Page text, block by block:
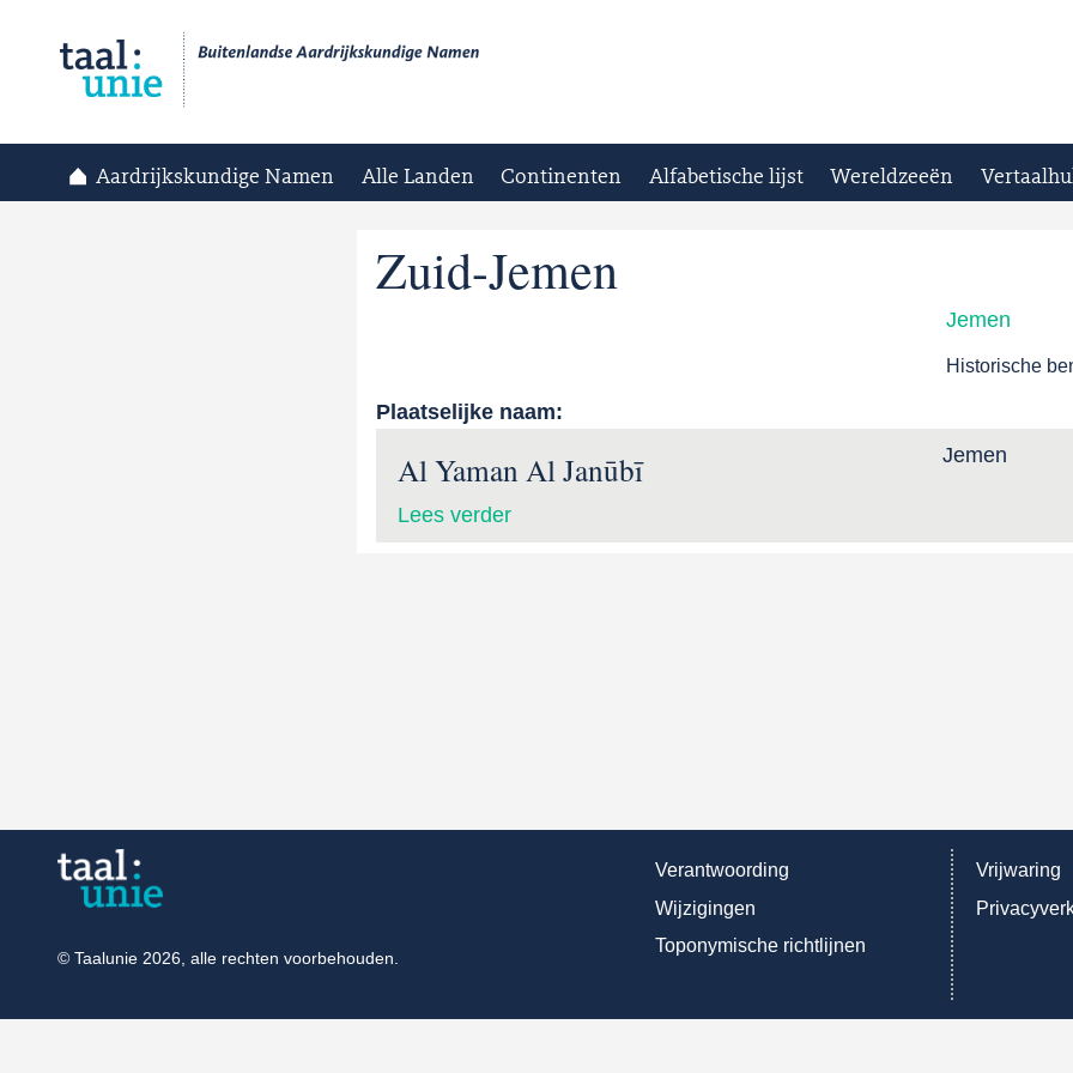
Aardrijkskundige Namen Alle Landen Continenten Alfabetische lijst Wereldzeeën
Zuid-Jemen
Jemen
Historische
Plaatselijke naam:
Al Yaman Al Janūbī Jemen
Lees verder
Verantwoording
Wijzigingen
Toponymische richtlijnen
Vrijwaring
© Taalunie 2026, alle rechten voorbehouden.